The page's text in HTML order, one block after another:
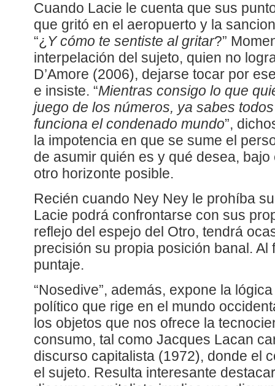
Cuando Lacie le cuenta que sus
que gritó en el aeropuerto y la
“¿Y cómo te sentiste al gritar?”
interpelación del sujeto, quien no
D’Amore (2006), dejarse tocar por
e insiste. “Mientras consigo lo que
juego de los números, ya sabes
funciona el condenado mundo”,
la impotencia en que se sume el
de asumir quién es y qué desea,
otro horizonte posible.
Recién cuando Ney Ney le prohíba
Lacie podrá confrontarse con sus
reflejo del espejo del Otro, tendrá
precisión su propia posición banal. Al
puntaje.
“Nosedive”, además, expone la
político que rige en el mundo
los objetos que nos ofrece la
consumo, tal como Jacques Lacan
discurso capitalista (1972), donde el
el sujeto. Resulta interesante